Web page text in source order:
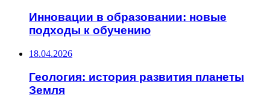
Инновации в образовании: новые
подходы к обучению
18.04.2026
Геология: история развития планеты
Земля